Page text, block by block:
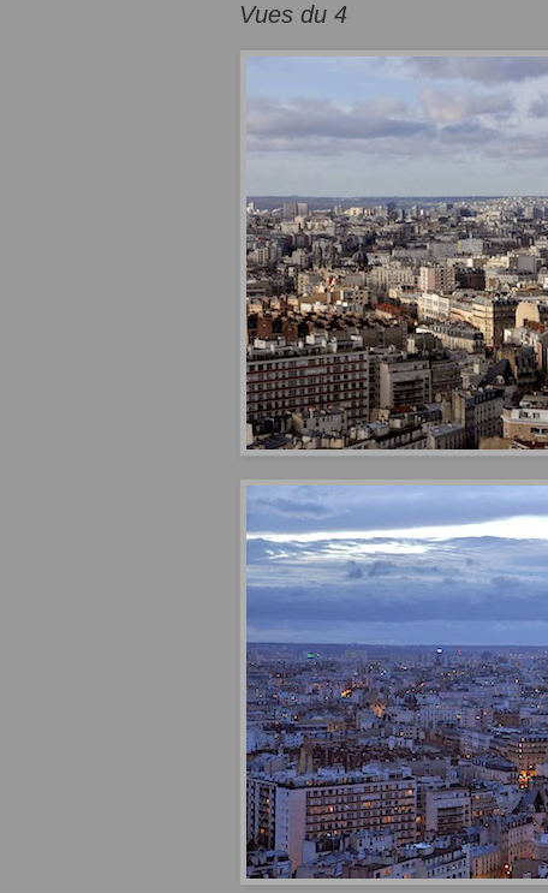
Vues du 4